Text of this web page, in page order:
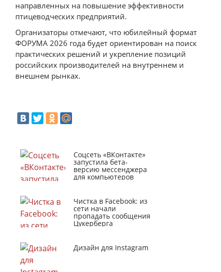
направленных на повышение эффективности
птицеводческих предприятий.
Организаторы отмечают, что юбилейный формат
ФОРУМА 2026 года будет ориентирован на поиск
практических решений и укрепление позиций
российских производителей на внутреннем и
внешнем рынках.
Соцсеть «ВКонтакте»
запустила бета-
версию мессенджера
для компьютеров
Чистка в Facebook: из
сети начали
пропадать сообщения
Цукерберга
Дизайн для Instagram